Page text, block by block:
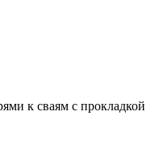
к сваям с прокладкой